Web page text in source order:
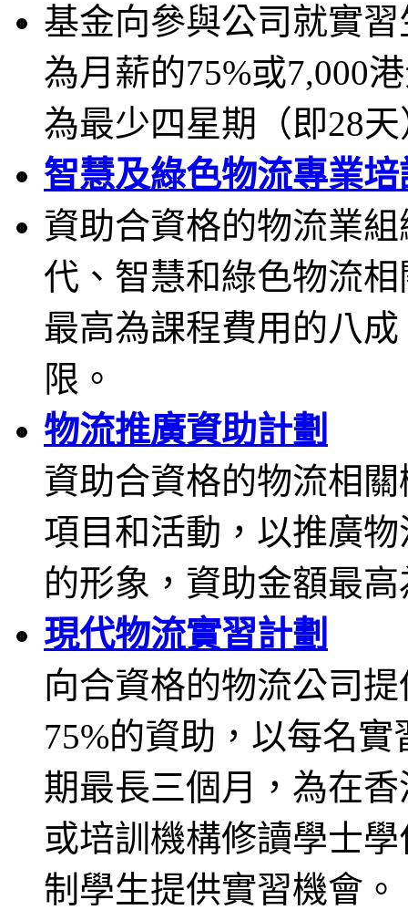
基金向參與公司就實
為月薪的75%或7,000
為最少四星期（即28
智慧及綠色物流專業
資助合資格的物流業
代、智慧和綠色物流
最高為課程費用的八
限。
物流推廣資助計劃
資助合資格的物流相
項目和活動，以推廣
的形象，資助金額最
現代物流實習計劃
向合資格的物流公司
75%的資助，以每名
期最長三個月，為在
或培訓機構修讀學士
制學生提供實習機會。